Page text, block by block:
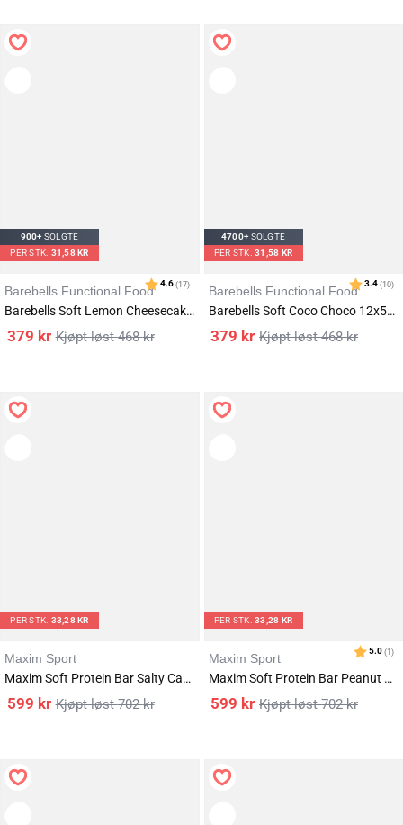
900+SOLGTE
PER STK. 31,58 KR
Barebells Functional Food
Barebells Soft Lemon Cheesecake 12x55g
468kr
379 kr
4700+SOLGTE
PER STK.31,58 KR
Barebells Functional Food
Barebells Soft Coco Choco 12x55g
468kr
379 kr
PER STK. 33,28 KR
Maxim Sport
Maxim Soft Protein Bar Salty Caramel 18x55g
702kr
599 kr
PER STK.33,28 KR
Maxim Sport
Maxim Soft Protein Bar Peanut Caramel 18x55g
702kr
599 kr